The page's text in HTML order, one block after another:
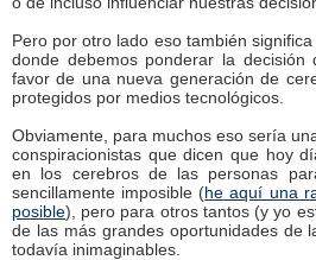
Pero por otro lado eso también
donde debemos ponderar la
favor de una nueva generación de
protegidos por medios tecnológicos.
Obviamente, para muchos eso sería
conspiracionistas que dicen que hoy
en los cerebros de las personas
sencillamente imposible (he aquí una
posible), pero para otros tantos (y yo
de las más grandes oportunidades de
todavía inimaginables.